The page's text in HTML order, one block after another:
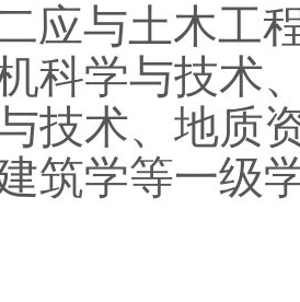
应与土木工
科学与技术
技术、地质
筑学等一级